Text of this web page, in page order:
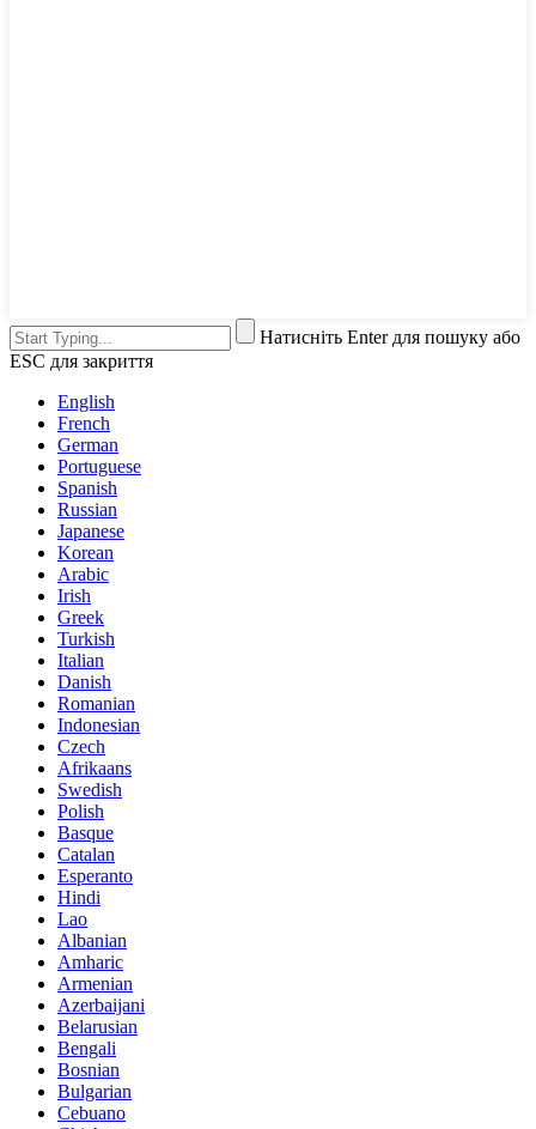
Натисніть Enter для пошуку або
ESC для закриття
English
French
German
Portuguese
Spanish
Russian
Japanese
Korean
Arabic
Irish
Greek
Turkish
Italian
Danish
Romanian
Indonesian
Czech
Afrikaans
Swedish
Polish
Basque
Catalan
Esperanto
Hindi
Lao
Albanian
Amharic
Armenian
Azerbaijani
Belarusian
Bengali
Bosnian
Bulgarian
Cebuano